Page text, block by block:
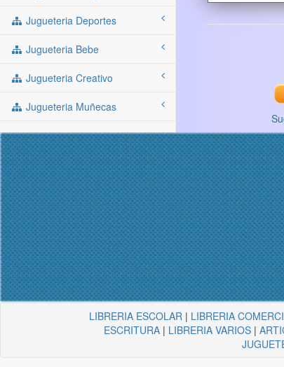
Jugueteria Deportes
Jugueteria Bebe
Jugueteria Creativo
Jugueteria Muñecas
LIBRERIA ESCOLAR | LIBRERIA
ESCRITURA| LIBRERIA VARIOS|